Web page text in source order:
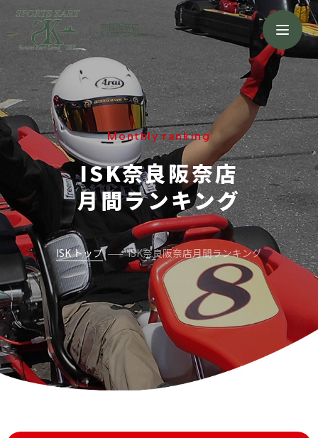
奈良阪奈店
NARA HANNA
Monthly ranking
ISK奈良阪奈店
月間ランキング
ISK トップ ISK奈良阪奈店月間ランキング